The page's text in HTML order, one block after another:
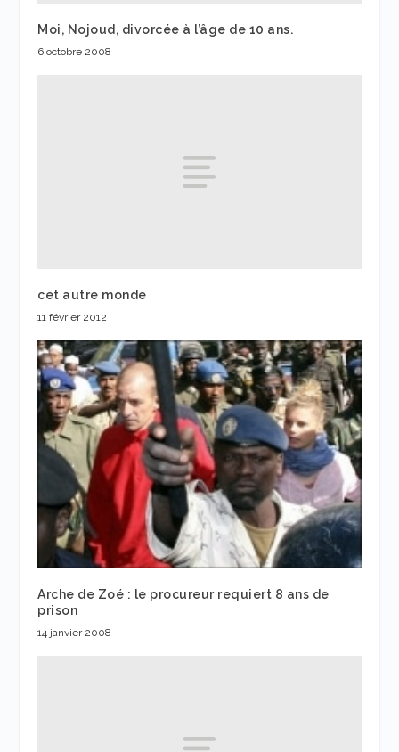
Moi, Nojoud, divorcée à l’âge de 10 ans.
6 octobre 2008
cet autre monde
11 février 2012
Arche de Zoé : le procureur requiert 8 ans de
prison
14 janvier 2008